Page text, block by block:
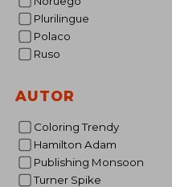
Plurilingue
Polaco
Ruso
AUTOR
Coloring Trendy
Hamilton Adam
Publishing Monsoon
Turner Spike